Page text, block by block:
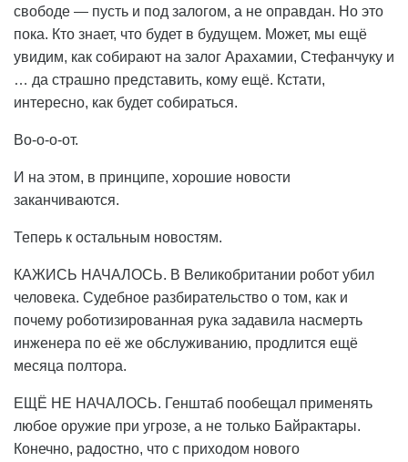
свободе — пусть и под залогом, а не оправдан. Но это
пока. Кто знает, что будет в будущем. Может, мы ещё
увидим, как собирают на залог Арахамии, Стефанчуку и
… да страшно представить, кому ещё. Кстати,
интересно, как будет собираться.
Во-о-о-от.
И на этом, в принципе, хорошие новости
заканчиваются.
Теперь к остальным новостям.
КАЖИСЬ НАЧАЛОСЬ. В Великобритании робот убил
человека. Судебное разбирательство о том, как и
почему роботизированная рука задавила насмерть
инженера по её же обслуживанию, продлится ещё
месяца полтора.
ЕЩЁ НЕ НАЧАЛОСЬ. Генштаб пообещал применять
любое оружие при угрозе, а не только Байрактары.
Конечно, радостно, что с приходом нового